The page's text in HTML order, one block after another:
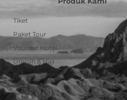
Tiket
Paket Tour
Voucher Hotel
Umroh & Haji
Pulsa dan PPOB